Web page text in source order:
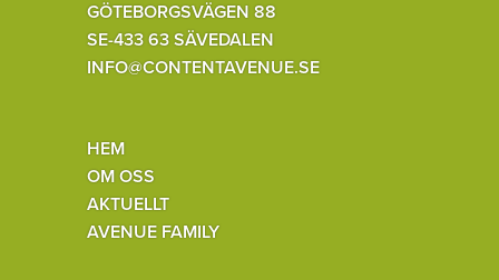
GÖTEBORGSVÄGEN 88
SE-433 63 SÄVEDALEN
INFO@CONTENTAVENUE.SE
HEM
OM OSS
AKTUELLT
AVENUE FAMILY